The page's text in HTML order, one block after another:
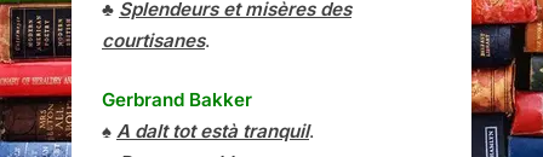
♣ Splendeurs et misères des
courtisanes.
Gerbrand Bakker
♠ A dalt tot està tranquil.